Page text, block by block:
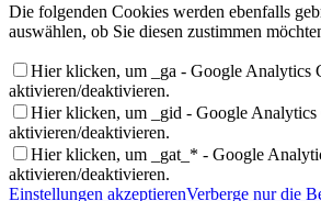
Die folgenden Cookies werden ebenfalls
auswählen, ob Sie diesen zustimmen
Hier klicken, um _ga - Google Analytics
aktivieren/deaktivieren.
Hier klicken, um _gid - Google Analytics
aktivieren/deaktivieren.
Hier klicken, um _gat_* - Google
aktivieren/deaktivieren.
Einstellungen akzeptierenVerberge nur die